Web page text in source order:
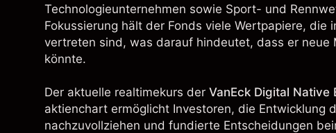
Technologieunternehmen sowie Sport- und
Fokussierung hält der Fonds viele Wertpapiere,
vertreten sind, was darauf hindeutet, dass er neue
könnte.
Der aktuelle realtimekurs der VanEck Digital Native
aktienchart ermöglicht Investoren, die Entwicklung
nachzuvollziehen und fundierte Entscheidungen